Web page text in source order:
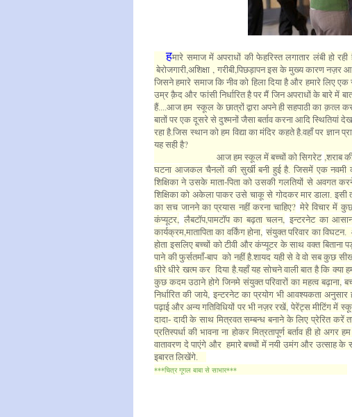
हमारे समाज में अपराधों की फेहरिस्त लगातार लंबी हो
बेरोजगारी,अशिक्षा , गरीबी,पिछड़ापन इस के मुख्य कारण नज़र
जिसने हमारे समाज कि नीव को हिला दिया है और हमारे
उम्र क़ैद और फांसी निर्धारित है पर मैं जिन अपराधों के बारे में
हैं....आज हम स्कूल के छात्रों द्वारा अपने ही सहपाठी का क़त्ल
बातों पर एक दूसरे से दुश्मनों जैसा बर्ताव करना आदि
रहा है.जिस स्थान को हम विद्या का मंदिर कहते है.वहाँ पर ज्ञान
यह सही है?
आज हम स्कूल में बच्चों को सिगरेट ,शराब
घटना आजकल चैनलों की सुर्खी बनी हुई है. जिसमें एक नवमी
शिक्षिका ने उसके माता-पिता को उसकी गलतियों से अवगत
शिक्षिका को अकेला पाकर उसे चाकू से गोदकर मार डाला.
का सच जानने का प्रयास नहीं करना चाहिए? मेरे विचार में
कंप्यूटर, लैबटॉप,पामटॉप का बढ़ता चलन, इन्टरनेट का
कार्यक्रम,मातापिता का वर्किंग होना, संयुक्त परिवार का
होता इसलिए बच्चों को टीवी और कंप्यूटर के साथ वक्त
पाने की फुर्सतमाँ-बाप को नहीं है.शायद यही से वे वो सब कुछ
धीरे धीरे खत्म कर दिया है.यहाँ यह सोचने वाली बात है कि
कुछ कदम उठाने होगे जिनमे संयुक्त परिवारों का महत्व बढ़ाना,
निर्धारित की जाये, इन्टरनेट का प्रयोग भी आवश्यकता अनुसार
पढ़ाई और अन्य गतिविधियों पर भी नज़र रखें, पेरेंट्स मीटिंग में
दादा- दादी के साथ मित्रवत सम्बन्ध बनाने के लिए प्रेरित
प्रतिस्पर्धा की भावना ना होकर मित्रतापूर्ण बर्ताव ही हो
वातावरण दे पाएंगे और हमारे बच्चों में नयी उमंग और उत्साह
इबारत लिखेंगे.
***चित्र गूगल बाबा से साभार***